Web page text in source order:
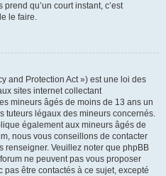
prend qu’un court instant, c’est
le faire.
and Protection Act ») est une loi des
sites internet collectant
mineurs âgés de moins de 13 ans un
tuteurs légaux des mineurs concernés.
également aux mineurs âgés de
nous vous conseillons de contacter
Veuillez noter que phpBB
ne peuvent pas vous proposer
être contactés à ce sujet, excepté